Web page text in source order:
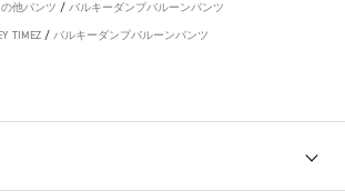
他パンツ / バルキーダンプバルーンパンツ
TIMEZ / バルキーダンプバルーンパンツ